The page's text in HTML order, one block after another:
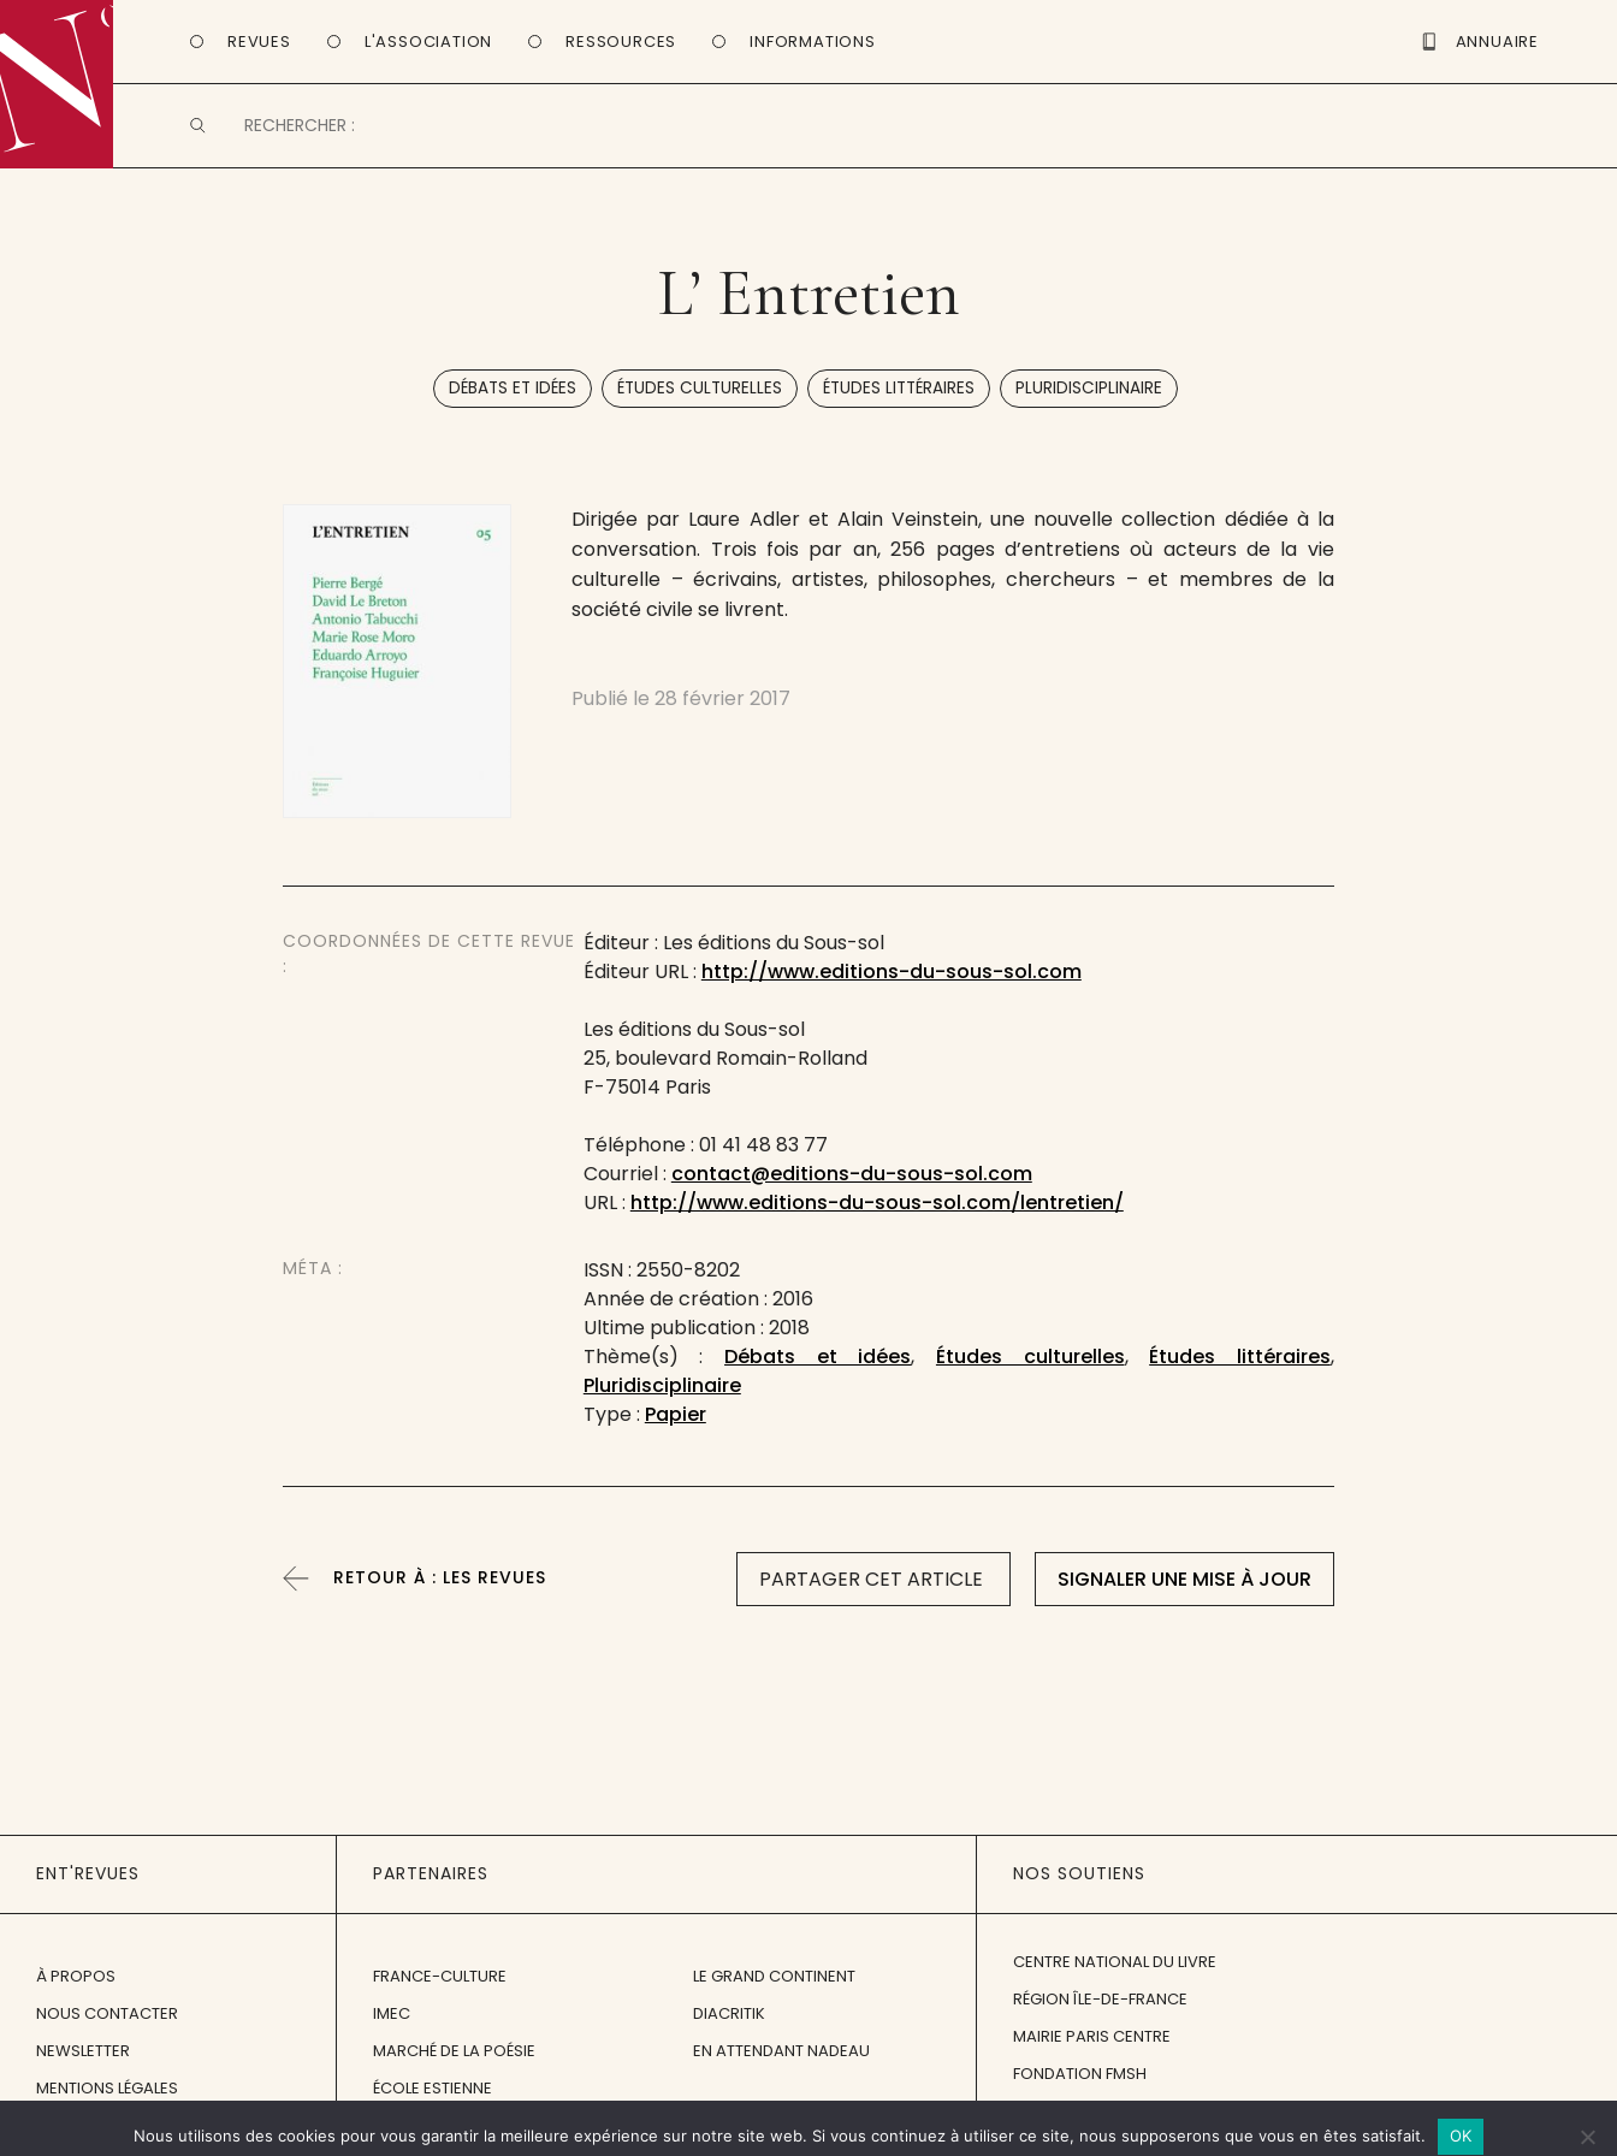
REVUES L'ASSOCIATION RESSOURCES INFORMATIONS ANNUAIRE
L’ Entretien
DÉBATS ET IDÉES ÉTUDES CULTURELLES ÉTUDES LITTÉRAIRES PLURIDISCIPLINAIRE
Dirigée par Laure Adler et Alain Veinstein, une nouvelle collection dédiée à la
conversation. Trois fois par an, 256 pages d’entretiens où acteurs de la vie
culturelle – écrivains, artistes, philosophes, chercheurs – et membres de la
société civile se livrent.
Publié le28 février 2017
COORDONNÉES DE CETTE REVUE
:
Éditeur : Les éditions du Sous-sol
Éditeur URL : http://www.editions-du-sous-sol.com
Les éditions du Sous-sol
25, boulevard Romain-Rolland
F-75014 Paris
Téléphone : 01 41 48 83 77
Courriel : contact@editions-du-sous-sol.com
URL : http://www.editions-du-sous-sol.com/lentretien/
MÉTA :
ISSN : 2550-8202
Année de création : 2016
Ultime publication : 2018
Thème(s) : Débats et idées, Études culturelles, Études littéraires,
Pluridisciplinaire
Type : Papier
PARTAGER CET ARTICLE SIGNALER UNE MISE À JOUR
RETOUR À : LES REVUES
ENT'REVUES
À PROPOS
NOUS CONTACTER
NEWSLETTER
MENTIONS LÉGALES
PARTENAIRES
FRANCE-CULTURE
IMEC
MARCHÉ DE LA POÉSIE
ÉCOLE ESTIENNE
LE GRAND CONTINENT
DIACRITIK
EN ATTENDANT NADEAU
NOS SOUTIENS
CENTRE NATIONAL DU LIVRE
RÉGION ÎLE-DE-FRANCE
MAIRIE PARIS CENTRE
FONDATION FMSH
© 1998 - 2026, ENT'REVUES
Nous utilisons des cookies pour vous garantir la meilleure expérience sur notre site web. Si vous continuez à utiliser ce site, nous supposerons que vous en êtes satisfait. OK